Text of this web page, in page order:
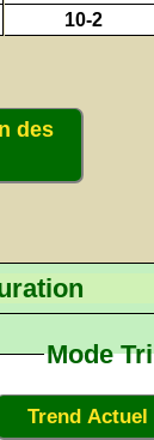
10-2
des
Mode Tri
Trend Actuel